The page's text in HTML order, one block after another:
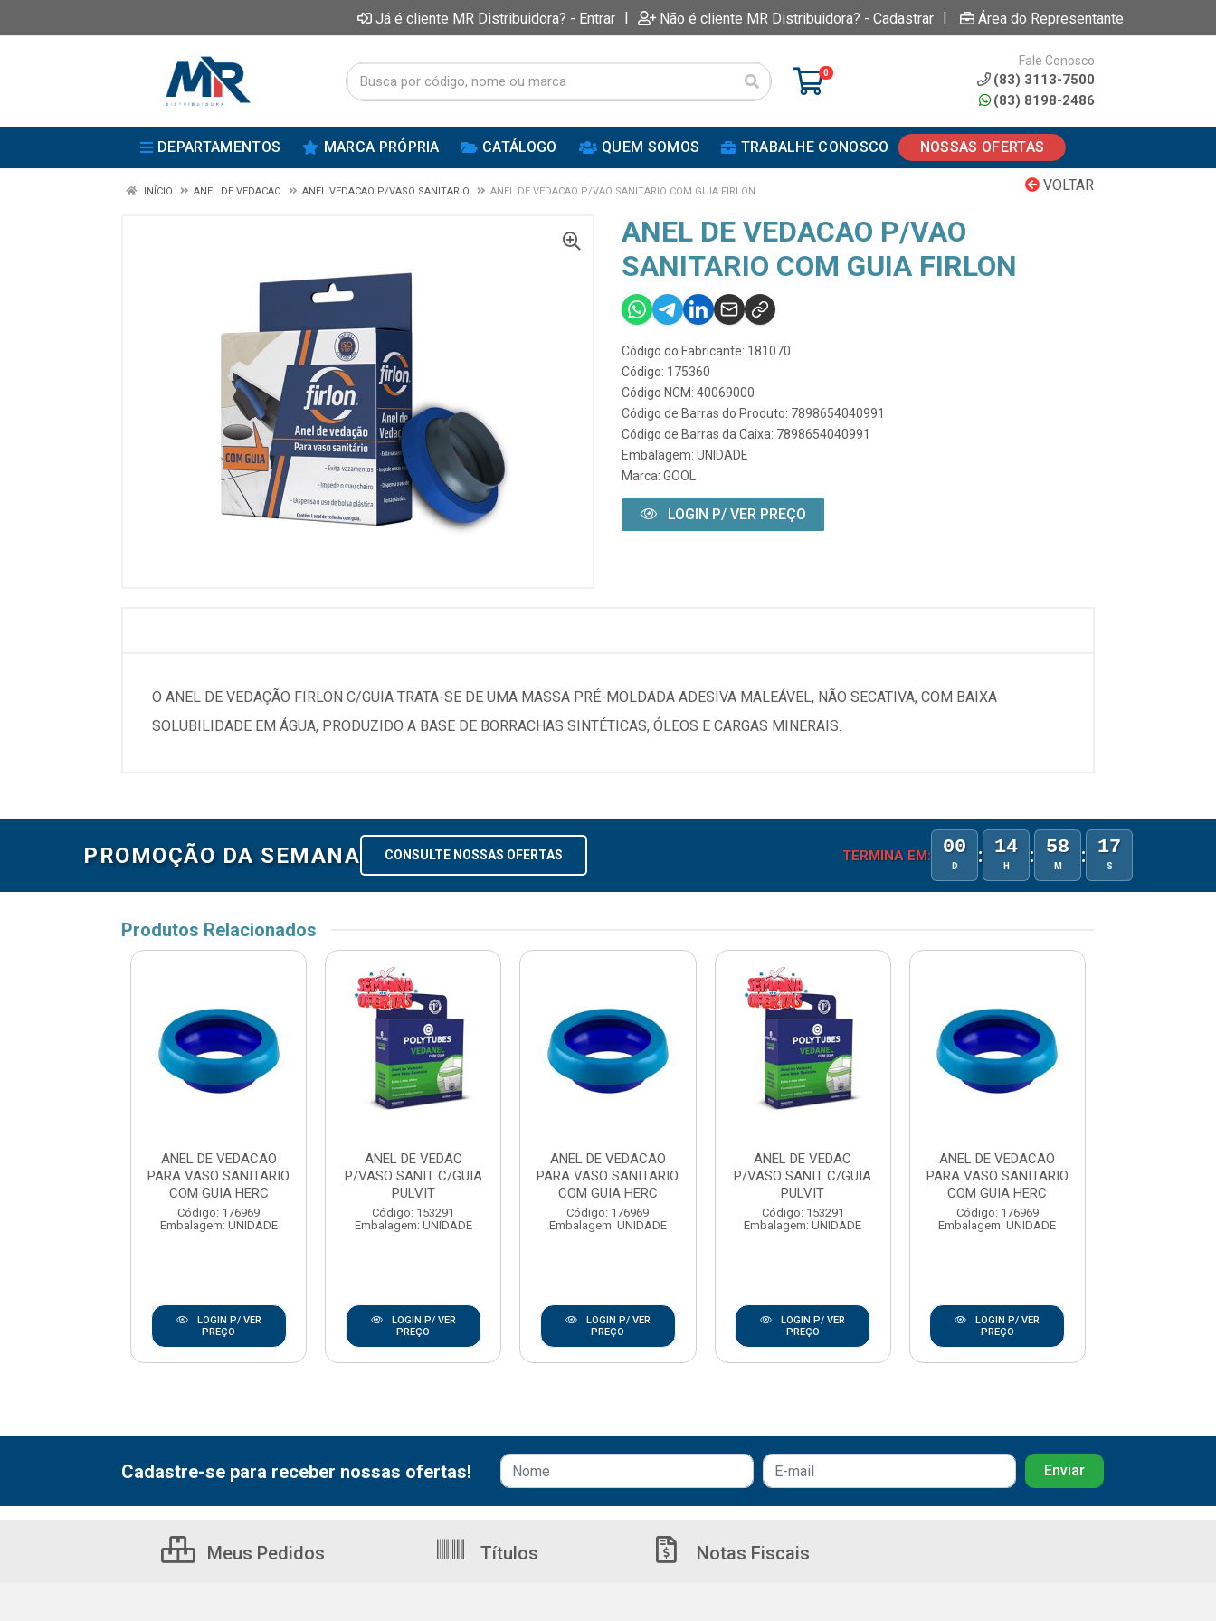
Já é cliente MR Distribuidora? - Entrar | Não é cliente MR Distribuidora? - Cadastrar | Área do Representante
0
Fale Conosco
(83) 3113-7500
(83) 8198-2486
DEPARTAMENTOS MARCA PRÓPRIA CATÁLOGO QUEM SOMOS TRABALHE CONOSCO NOSSAS OFERTAS
VOLTAR
INÍCIO ANEL DE VEDACAO ANEL VEDACAO P/VASO SANITARIO ANEL DE VEDACAO P/VAO SANITARIO COM GUIA FIRLON
ANEL DE VEDACAO P/VAO
SANITARIO COM GUIA FIRLON
Código do Fabricante: 181070
Código: 175360
Código NCM: 40069000
Código de Barras do Produto: 7898654040991
Código de Barras da Caixa: 7898654040991
Embalagem: UNIDADE
Marca: GOOL
LOGIN P/ VER PREÇO
O ANEL DE VEDAÇÃO FIRLON C/GUIA TRATA-SE DE UMA MASSA PRÉ-MOLDADA ADESIVA MALEÁVEL, NÃO SECATIVA, COM BAIXA
SOLUBILIDADE EM ÁGUA, PRODUZIDO A BASE DE BORRACHAS SINTÉTICAS, ÓLEOS E CARGAS MINERAIS.
PROMOÇÃO DA SEMANA CONSULTE NOSSAS OFERTAS TERMINA EM: 00
D : 14
H : 58
M : 17
S
Produtos Relacionados
ANEL DE VEDACAO
PARA VASO SANITARIO
COM GUIA HERC
Código: 176969
Embalagem: UNIDADE
LOGIN P/ VER
PREÇO
ANEL DE VEDAC
P/VASO SANIT C/GUIA
PULVIT
Código: 153291
Embalagem: UNIDADE
LOGIN P/ VER
PREÇO
ANEL DE VEDACAO
PARA VASO SANITARIO
COM GUIA HERC
Código: 176969
Embalagem: UNIDADE
LOGIN P/ VER
PREÇO
ANEL DE VEDAC
P/VASO SANIT C/GUIA
PULVIT
Código: 153291
Embalagem: UNIDADE
LOGIN P/ VER
PREÇO
ANEL DE VEDACAO
PARA VASO SANITARIO
COM GUIA HERC
Código: 176969
Embalagem: UNIDADE
LOGIN P/ VER
PREÇO
Cadastre-se para receber nossas ofertas!
Meus Pedidos Títulos Notas Fiscais